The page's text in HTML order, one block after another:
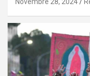
Novembre 28, 2024